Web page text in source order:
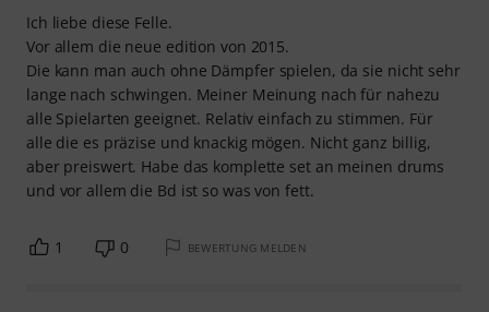
Ich liebe diese Felle.
Vor allem die neue edition von 2015.
Die kann man auch ohne Dämpfer spielen, da sie nicht sehr
lange nach schwingen. Meiner Meinung nach für nahezu
alle Spielarten geeignet. Relativ einfach zu stimmen. Für
alle die es präzise und knackig mögen. Nicht ganz billig,
aber preiswert. Habe das komplette set an meinen drums
und vor allem die Bd ist so was von fett.
1 0 BEWERTUNG MELDEN